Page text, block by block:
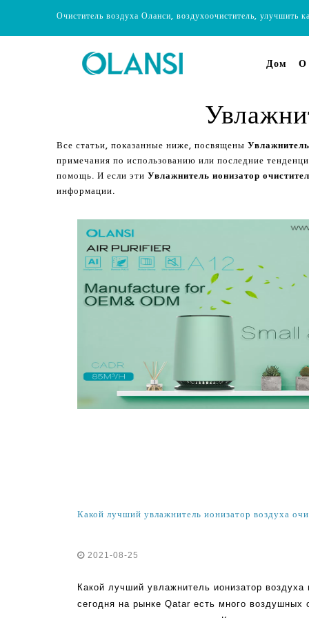
Очиститель воздуха Оланси, воздухоочиститель, улучшить
Дом О
Все статьи, показанные ниже, посвящены
примечания по использованию или последние
помощь. И если эти Увлажнитель ионизатор
информации.
2021-08-25
Какой лучший увлажнитель ионизатор
сегодня на рынке Qatar есть много